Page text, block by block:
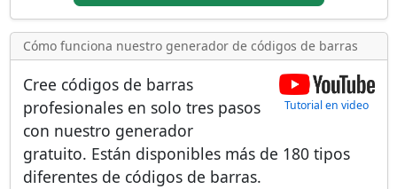
Cómo funciona nuestro generador de códigos de barras
Tutorial en video
Cree códigos de barras
profesionales en solo tres pasos
con nuestro generador
gratuito. Están disponibles más de 180 tipos
diferentes de códigos de barras.